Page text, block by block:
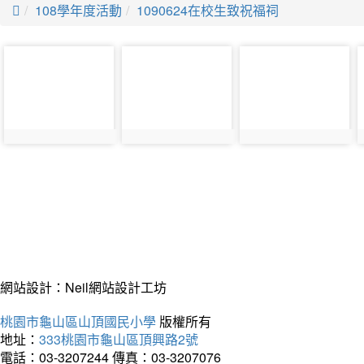
 108學年度活動 1090624在校生致祝福祠
網站設計：Neil網站設計工坊
桃園市龜山區山頂國民小學 版權所有
地址： 333桃園市龜山區頂興路2號
電話：03-3207244傳真：03-3207076